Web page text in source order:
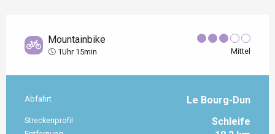
Mountainbike
1Uhr 15min Mittel
Praktische Informationen
Abfahrt Le Bourg-Dun
Streckenprofil Schleife